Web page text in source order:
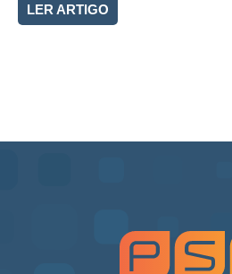
LER ARTIGO